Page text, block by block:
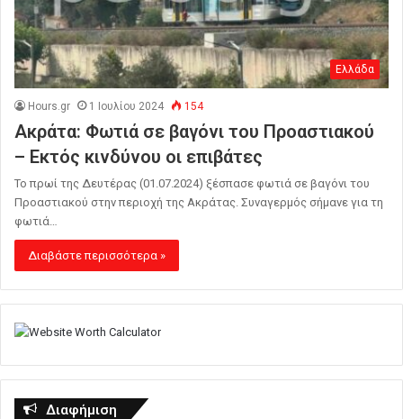
Ελλάδα
Hours.gr 1 Ιουλίου 2024 154
Ακράτα: Φωτιά σε βαγόνι του Προαστιακού
– Εκτός κινδύνου οι επιβάτες
Το πρωί της Δευτέρας (01.07.2024) ξέσπασε φωτιά σε βαγόνι του
Προαστιακού στην περιοχή της Ακράτας. Συναγερμός σήμανε για τη
φωτιά…
Διαβάστε περισσότερα »
Διαφήμιση